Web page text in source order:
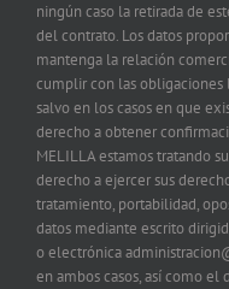
ningún caso la retirada de
del contrato. Los datos
mantenga la relación
cumplir con las obligaciones
salvo en los casos en que
derecho a obtener
MELILLA estamos tratando
derecho a ejercer sus
tratamiento, portabilidad,
datos mediante escrito
o electrónica
en ambos casos, así como